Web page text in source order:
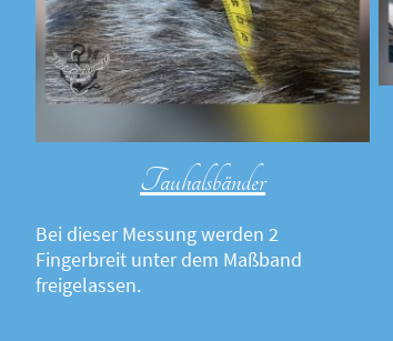
Tauhalsbänder
Bei dieser Messung werden 2
Fingerbreit unter dem Maßband
freigelassen.